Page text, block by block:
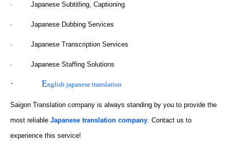
· Japanese Subtitling, Captioning
· Japanese Dubbing Services
· Japanese Transcription Services
· Japanese Staffing Solutions
· English japanese translation
Saigon Translation company is always standing by you to provide the
most reliable Japanese translation company. Contact us to
experience this service!